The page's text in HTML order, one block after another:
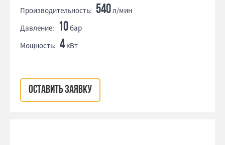
Производительность: 540л/мин
Давление: 10бар
Мощность: 4 кВт
ОСТАВИТЬ ЗАЯВКУ